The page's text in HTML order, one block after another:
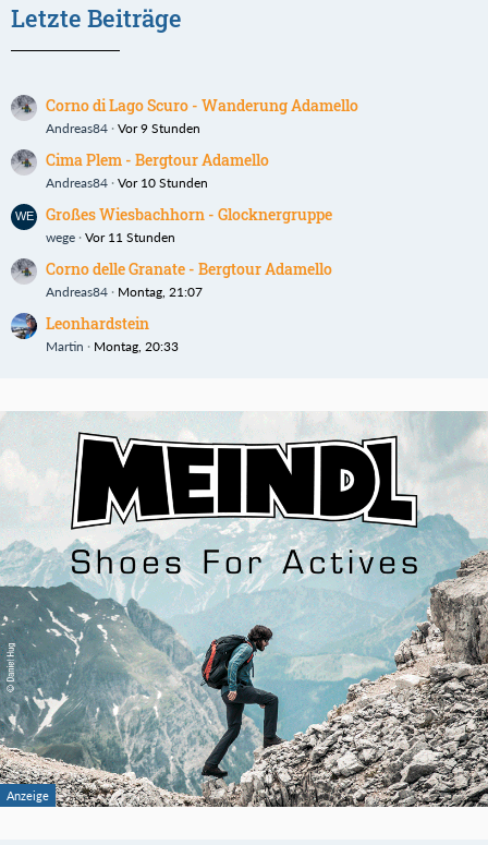
Letzte Beiträge
Corno di Lago Scuro - Wanderung Adamello
Andreas84 Vor 9 Stunden
Cima Plem - Bergtour Adamello
Andreas84 Vor 10 Stunden
Großes Wiesbachhorn - Glocknergruppe
wege Vor 11 Stunden
Corno delle Granate - Bergtour Adamello
Andreas84 Montag, 21:07
Leonhardstein
Martin Montag, 20:33